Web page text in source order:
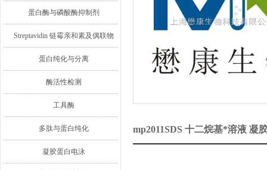
蛋白酶与磷酸酶抑制剂
Streptavidin 链霉亲和素及偶联物
蛋白纯化与分离
酶活性检测
工具酶
多肽与蛋白纯化
凝胶蛋白电泳
mp2011SDS 十二烷基*溶液 凝